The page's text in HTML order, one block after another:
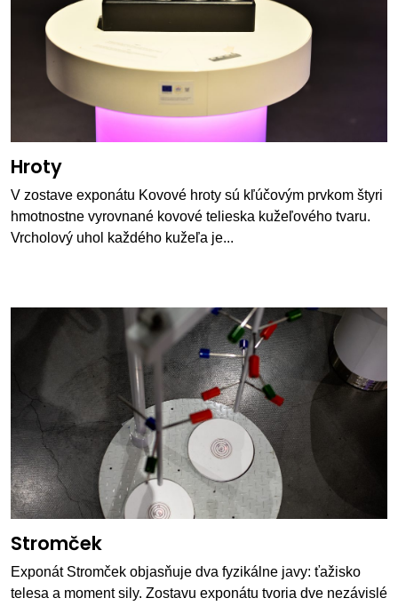
Hroty
V zostave exponátu Kovové hroty sú kľúčovým prvkom štyri
hmotnostne vyrovnané kovové telieska kužeľového tvaru.
Vrcholový uhol každého kužeľa je...
Stromček
Exponát Stromček objasňuje dva fyzikálne javy: ťažisko
telesa a moment sily. Zostavu exponátu tvoria dve nezávislé